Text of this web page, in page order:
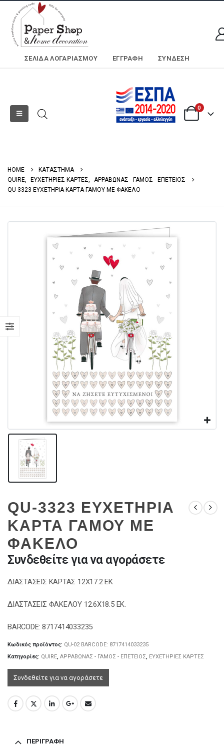
ΣΕΛΊΔΑ ΛΟΓΑΡΙΑΣΜΟΎ ΕΓΓΡΑΦΗ ΣΎΝΔΕΣΗ
0
HOME
ΚΑΤΑΣΤΗΜΑ
QUIRE
ΕΥΧΕΤΗΡΙΕΣ ΚΑΡΤΕΣ
ΑΡΡΑΒΩΝΑΣ - ΓΑΜΟΣ - ΕΠΕΤΕΙΟΣ
QU-3323 ΕΥΧΕΤΗΡΙΑ ΚΑΡΤΑ ΓΑΜΟΥ ΜΕ ΦΑΚΕΛΟ
QU-3323 ΕΥΧΕΤΗΡΙΑ
ΚΑΡΤΑ ΓΑΜΟΥ ΜΕ
ΦΑΚΕΛΟ
Συνδεθείτε για να αγοράσετε
ΔΙΑΣΤΑΣΕΙΣ ΚΑΡΤΑΣ 12Χ17.2 ΕΚ
ΔΙΑΣΤΑΣΕΙΣ ΦΑΚΕΛΟΥ 12.6Χ18.5 ΕΚ.
BARCODE: 8717414033235
Κωδικός προϊόντος: QU-02 BARCODE: 8717414033235
Κατηγορίες: QUIRE, ΑΡΡΑΒΩΝΑΣ - ΓΑΜΟΣ - ΕΠΕΤΕΙΟΣ, ΕΥΧΕΤΗΡΙΕΣ ΚΑΡΤΕΣ
Συνδεθείτε για να αγοράσετε
ΠΕΡΙΓΡΑΦΉ